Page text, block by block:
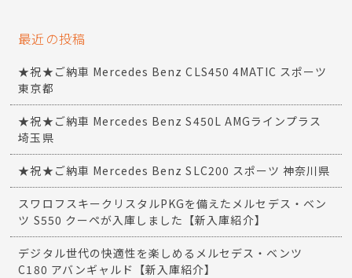
最近の投稿
★祝★ご納車 Mercedes Benz CLS450 4MATIC スポーツ
東京都
★祝★ご納車 Mercedes Benz S450L AMGラインプラス
埼玉県
★祝★ご納車 Mercedes Benz SLC200 スポーツ 神奈川県
スワロフスキークリスタルPKGを備えたメルセデス・ベン
ツ S550 クーペが入庫しました【新入庫紹介】
デジタル世代の快適性を楽しめるメルセデス・ベンツ
C180 アバンギャルド【新入庫紹介】